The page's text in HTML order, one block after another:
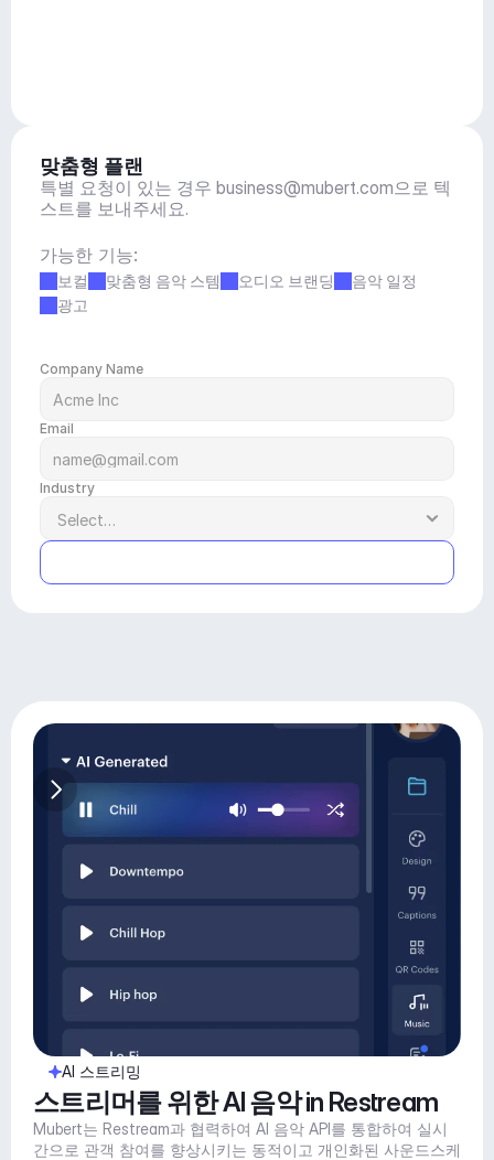
맞춤형 플랜
특별 요청이 있는 경우 business@mubert.com으로 텍
스트를 보내주세요.
가능한 기능:
보컬 맞춤형 음악 스템 오디오 브랜딩
음악 일정
광고
Company Name
Email
Industry
AI 스트리밍
스트리머를 위한 AI 음악 in Restream
Mubert는 Restream과 협력하여 AI 음악 API를 통합하여 실시
간으로 관객 참여를 향상시키는 동적이고 개인화된 사운드스케